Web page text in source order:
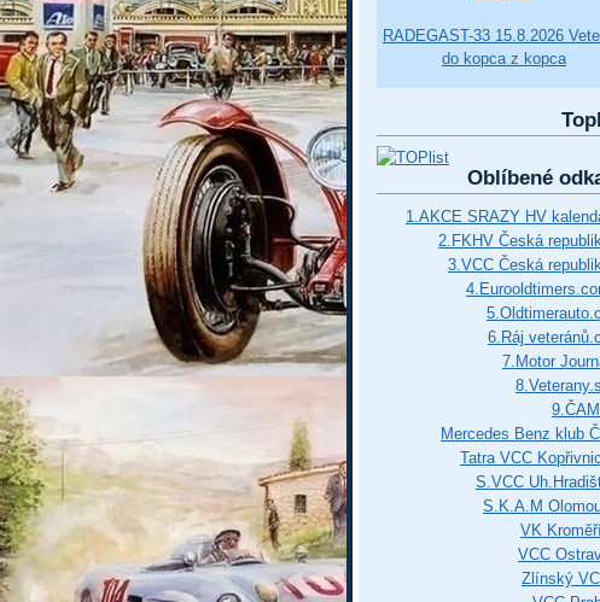
RADEGAST-33 15.8.2026
do kopca z kopca
Oblíbené
1.AKCE SRAZY HV
2.FKHV Česká
3.VCC Česká
6.Ráj
7.Motor
Mercedes Benz klub
Tatra VCC
S.VCC
S.K.A.M
VK
VCC
Zlínský